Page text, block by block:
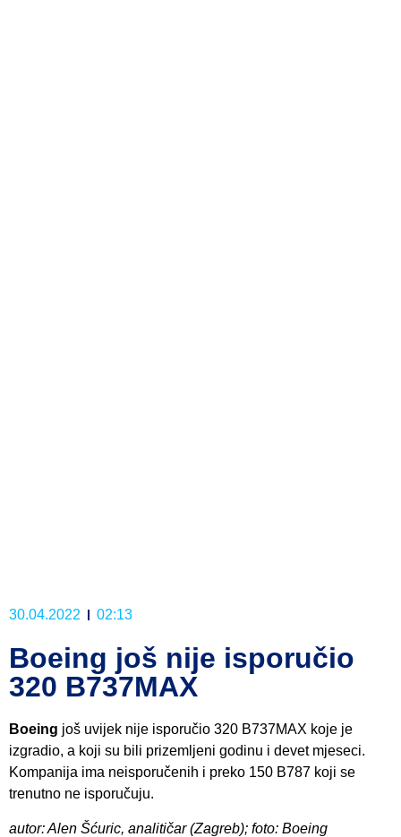
30.04.2022 02:13
Boeing još nije isporučio
320 B737MAX
Boeing još uvijek nije isporučio 320 B737MAX koje je
izgradio, a koji su bili prizemljeni godinu i devet mjeseci.
Kompanija ima neisporučenih i preko 150 B787 koji se
trenutno ne isporučuju.
autor: Alen Šćuric, analitičar (Zagreb); foto: Boeing